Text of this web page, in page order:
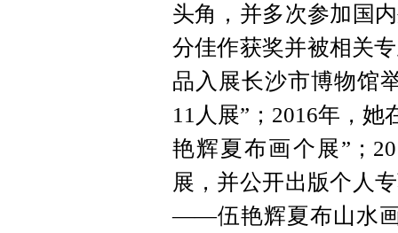
头角，并多次参加国
分佳作获奖并被相关
品入展长沙市博物馆
11人展”；2016年，她
艳辉夏布画个展”；
展，并公开出版个人
——伍艳辉夏布山水画